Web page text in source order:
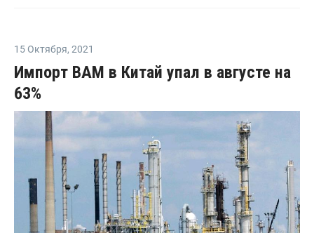
15 Октября, 2021
Импорт ВАМ в Китай упал в августе на
63%